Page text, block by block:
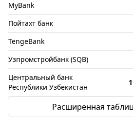
MyBank
Пойтахт банк
TengeBank
Узпромстройбанк (SQB)
Центральный банк
Республики Узбекистан
Расширенная